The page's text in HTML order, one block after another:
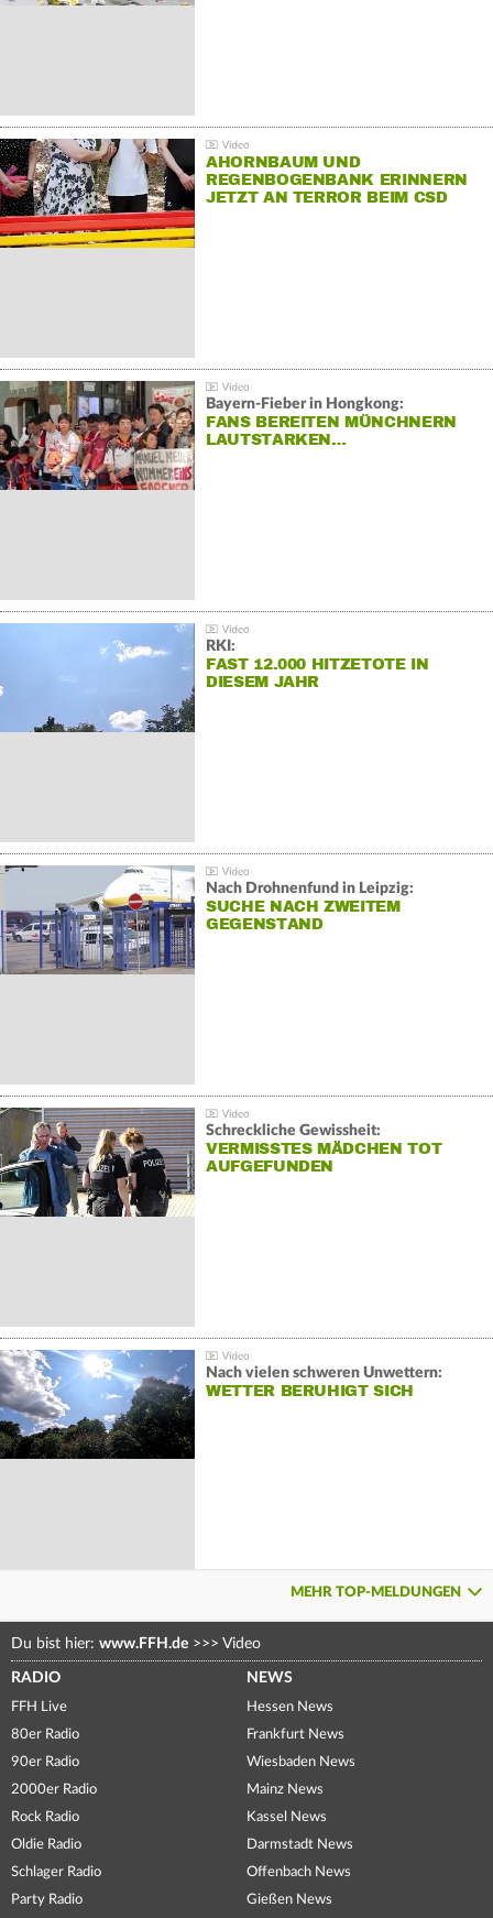
AHORNBAUM UND
REGENBOGENBANK ERINNERN
JETZT AN TERROR BEIM CSD
Bayern-Fieber in Hongkong:
FANS BEREITEN MÜNCHNERN
LAUTSTARKEN…
RKI:
FAST 12.000 HITZETOTE IN
DIESEM JAHR
Nach Drohnenfund in Leipzig:
SUCHE NACH ZWEITEM
GEGENSTAND
Schreckliche Gewissheit:
VERMISSTES MÄDCHEN TOT
AUFGEFUNDEN
Nach vielen schweren Unwettern:
WETTER BERUHIGT SICH
MEHR TOP-MELDUNGEN
Du bist hier: www.FFH.de >>> Video
RADIO
FFH Live
80er Radio
90er Radio
2000er Radio
Rock Radio
Oldie Radio
Schlager Radio
Party Radio
NEWS
Hessen News
Frankfurt News
Wiesbaden News
Mainz News
Kassel News
Darmstadt News
Offenbach News
Gießen News